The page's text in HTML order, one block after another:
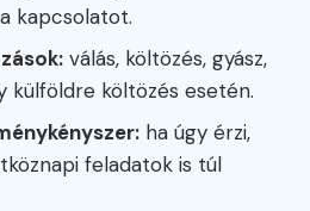
kapcsolatot.
válás, költözés, gyász,
külföldre költözés esetén.
ha úgy érzi,
feladatok is túl